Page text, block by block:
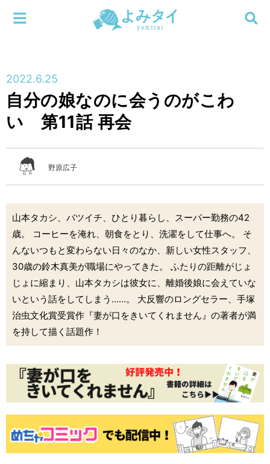
連載
特集
編集部
検索する
メニューを閉じる
2022.6.25
自分の娘なのに会うのがこわ
い 第11話 再会
野原広子
山本タカシ、バツイチ、ひとり暮らし、スーパー勤務の42
歳。 コーヒーを淹れ、朝食をとり、洗濯をして仕事へ。 そ
んないつもと変わらない日々のなか、新しい女性スタッフ、
30歳の鈴木真美が職場にやってきた。 ふたりの距離がじょ
じょに縮まり、山本タカシは彼女に、離婚後娘に会えていな
いという話をしてしまう……。 大反響のロングセラー、手塚
治虫文化賞受賞作『妻が口をきいてくれません』の著者が満
を持して描く話題作！